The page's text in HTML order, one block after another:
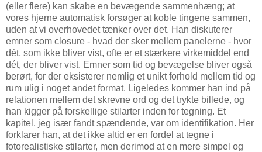
(eller flere) kan skabe en bevægende sammenhæng; at
vores hjerne automatisk forsøger at koble tingene sammen,
uden at vi overhovedet tænker over det. Han diskuterer
emner som closure - hvad der sker mellem panelerne - hvor
dét, som ikke bliver vist, ofte er et stærkere virkemiddel end
dét, der bliver vist. Emner som tid og bevægelse bliver også
berørt, for der eksisterer nemlig et unikt forhold mellem tid og
rum ulig i noget andet format. Ligeledes kommer han ind på
relationen mellem det skrevne ord og det trykte billede, og
han kigger på forskellige stilarter inden for tegning. Et
kapitel, jeg især fandt spændende, var om identifikation. Her
forklarer han, at det ikke altid er en fordel at tegne i
fotorealistiske stilarter, men derimod at en mere simpel og